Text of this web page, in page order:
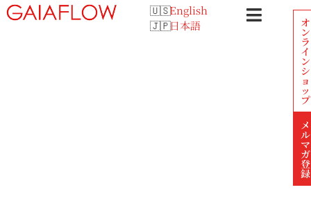
English
日本語
オ
ン
ラ
イ
ン
シ
ョ
ッ
プ
メ
ル
マ
ガ
登
録